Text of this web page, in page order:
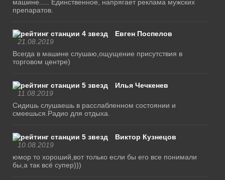
машине..... Единственное, напрягает реклама мужских
препаратов.
Евген Поспелов
21.08.2019
Всегда в машине слушаю,ощущение присутствия в
торговом центре)
Илья Чечкенев
11.08.2019
Сидишь слушаешь в расслабленном состоянии и
смеешься.Радио для отдыха.
Виктор Кузнецов
10.08.2019
юмор то хороший,вот только если бы его все понимали
бы,а так всё супер)))